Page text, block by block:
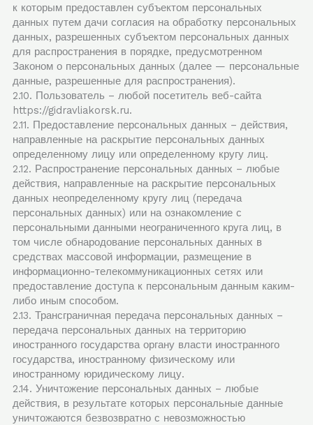
к которым предоставлен субъектом персональных
данных путем дачи согласия на обработку персональных
данных, разрешенных субъектом персональных данных
для распространения в порядке, предусмотренном
Законом о персональных данных (далее — персональные
данные, разрешенные для распространения).
2.10. Пользователь – любой посетитель веб-сайта
https://gidravliakorsk.ru.
2.11. Предоставление персональных данных – действия,
направленные на раскрытие персональных данных
определенному лицу или определенному кругу лиц.
2.12. Распространение персональных данных – любые
действия, направленные на раскрытие персональных
данных неопределенному кругу лиц (передача
персональных данных) или на ознакомление с
персональными данными неограниченного круга лиц, в
том числе обнародование персональных данных в
средствах массовой информации, размещение в
информационно-телекоммуникационных сетях или
предоставление доступа к персональным данным каким-
либо иным способом.
2.13. Трансграничная передача персональных данных –
передача персональных данных на территорию
иностранного государства органу власти иностранного
государства, иностранному физическому или
иностранному юридическому лицу.
2.14. Уничтожение персональных данных – любые
действия, в результате которых персональные данные
уничтожаются безвозвратно с невозможностью